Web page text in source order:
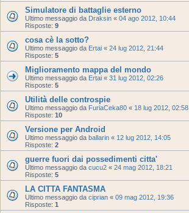
Simulatore di battaglie esterno
Ultimo messaggio da Draksin « 04 ago 2012, 10:44
Risposte: 9
cosa cè la sotto?
Ultimo messaggio da Ertai « 24 lug 2012, 21:44
Risposte: 5
Miglioramento mappa del mondo
Ultimo messaggio da Ertai « 31 lug 2012, 02:26
Risposte: 5
Utilità delle controspie
Ultimo messaggio da FuriaCeka80 « 18 lug 2012, 02:58
Risposte: 10
Versione per Android
Ultimo messaggio da ballarin « 12 lug 2012, 14:05
Risposte: 2
guerre fuori dai possedimenti citta'
Ultimo messaggio da cucu2 « 24 mag 2012, 18:21
Risposte: 5
LA CITTA FANTASMA
Ultimo messaggio da ciprian « 09 mag 2012, 19:36
Risposte: 1